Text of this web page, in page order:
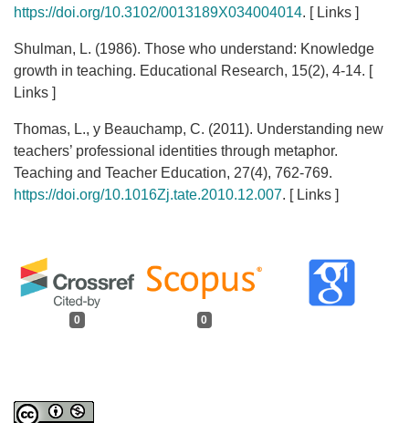
0 0
https://doi.org/10.3102/0013189X034004014. [ Links ]
Shulman, L. (1986). Those who understand: Knowledge
growth in teaching. Educational Research, 15(2), 4-14. [
Links ]
Thomas, L., y Beauchamp, C. (2011). Understanding new
teachers’ professional identities through metaphor.
Teaching and Teacher Education, 27(4), 762-769.
https://doi.org/10.1016Zj.tate.2010.12.007. [ Links ]